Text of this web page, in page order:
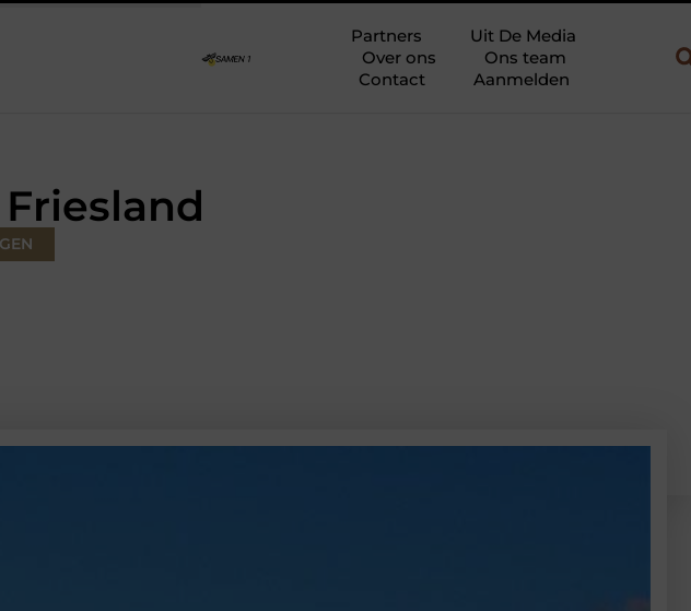
Partners
Uit De Media
Over ons
Ons team
Contact
Aanmelden